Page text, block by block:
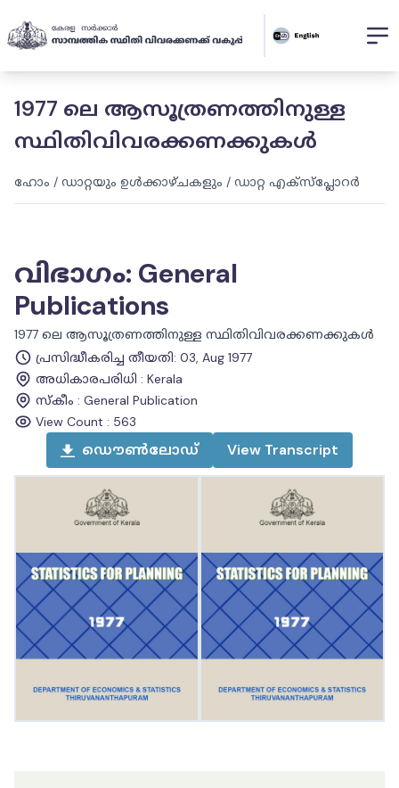
1977 ലെ ആസൂത്രണത്തിനുള്ള
സ്ഥിതിവിവരക്കണക്കുകൾ
ഹോം / ഡാറ്റയും ഉൾക്കാഴ്ചകളും / ഡാറ്റ എക്സ്പ്ലോറർ
വിഭാഗം: General
Publications
1977 ലെ ആസൂത്രണത്തിനുള്ള സ്ഥിതിവിവരക്കണക്കുകൾ
പ്രസിദ്ധീകരിച്ച തീയതി: 03, Aug 1977
അധികാരപരിധി : Kerala
സ്കീം : General Publication
View Count : 563
ഡൌൺലോഡ് View Transcript